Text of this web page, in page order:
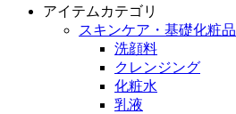
アイテムカテゴリ
スキンケア・基礎化粧品
洗顔料
クレンジング
化粧水
乳液